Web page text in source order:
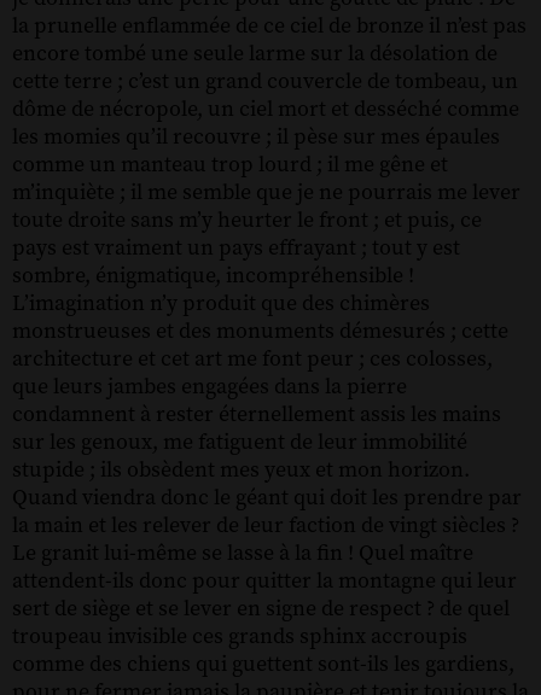
la prunelle enflammée de ce ciel de bronze il n’est pas
encore tombé une seule larme sur la désolation de
cette terre ; c’est un grand couvercle de tombeau, un
dôme de nécropole, un ciel mort et desséché comme
les momies qu’il recouvre ; il pèse sur mes épaules
comme un manteau trop lourd ; il me gêne et
m’inquiète ; il me semble que je ne pourrais me lever
toute droite sans m’y heurter le front ; et puis, ce
pays est vraiment un pays effrayant ; tout y est
sombre, énigmatique, incompréhensible !
L’imagination n’y produit que des chimères
monstrueuses et des monuments démesurés ; cette
architecture et cet art me font peur ; ces colosses,
que leurs jambes engagées dans la pierre
condamnent à rester éternellement assis les mains
sur les genoux, me fatiguent de leur immobilité
stupide ; ils obsèdent mes yeux et mon horizon.
Quand viendra donc le géant qui doit les prendre par
la main et les relever de leur faction de vingt siècles ?
Le granit lui-même se lasse à la fin ! Quel maître
attendent-ils donc pour quitter la montagne qui leur
sert de siège et se lever en signe de respect ? de quel
troupeau invisible ces grands sphinx accroupis
comme des chiens qui guettent sont-ils les gardiens,